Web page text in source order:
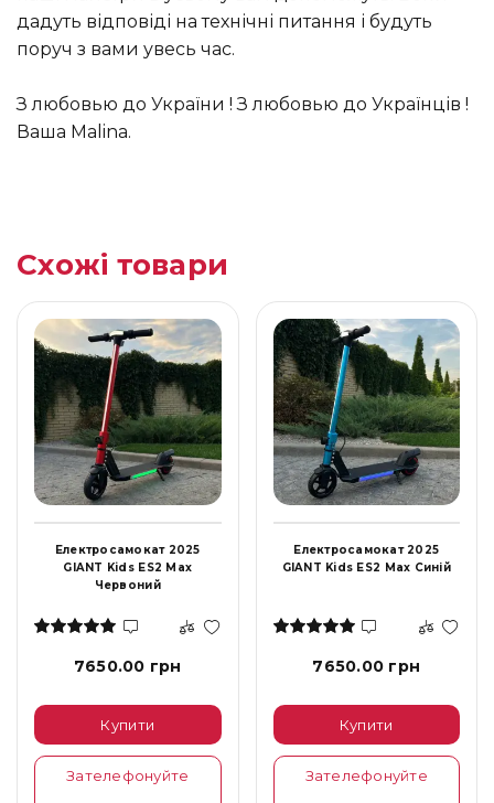
дадуть відповіді на технічні питання і будуть
поруч з вами увесь час.
З любовью до України ! З любовью до Українців !
Ваша Malina.
Схожі товари
Електросамокат 2025
GIANT Kids ES2 Max
Червоний
7650.00 грн
Купити
Зателефонуйте
Електросамокат 2025
GIANT Kids ES2 Max Синій
7650.00 грн
Купити
Зателефонуйте